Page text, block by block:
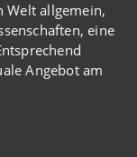
Welt allgemein,
eine
Angebot am